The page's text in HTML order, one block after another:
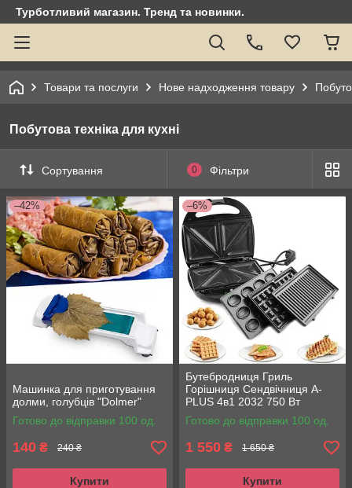
Турботливий магазин. Тренд та новинки.
Товари та послуги Нове надходження товару
Побутова техніка для кухні
Сортування 0 Фільтри
–42%
Машинка для приготування
долми, голубців "Dolmer"
Готово до відправки 100 од.
140 ₴ 240 ₴
Купити
–6%
Бутебродниця Гриль
Горішниця Сендвічниця A-
PLUS 4в1 2032 750 Вт
Готово до відправки 100 од.
1 550 ₴ 1 650 ₴
Купити